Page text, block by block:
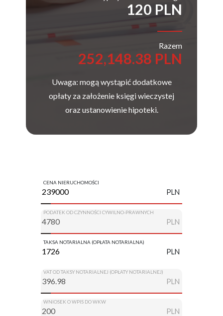
120 PLN
Razem
252,148.38 PLN
Uwaga: mogą wystąpić dodatkowe
opłaty za założenie księgi wieczystej
oraz ustanowienie hipoteki.
CENA NIERUCHOMOŚCI
PLN
PODATEK OD CZYNNOŚCI CYWILNO-PRAWNYCH
PLN
TAKSA NOTARIALNA (OPŁATA NOTARIALNA)
PLN
VAT OD TAKSY NOTARIALNEJ (OPŁATY NOTARIALNEJ)
PLN
WNIOSEK O WPIS DO WKW
PLN